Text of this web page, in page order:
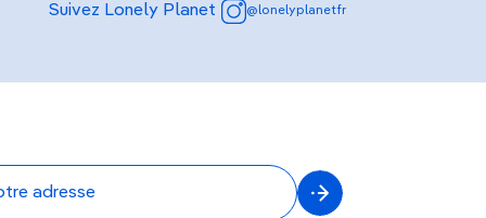
Suivez Lonely Planet @lonelyplanetfr